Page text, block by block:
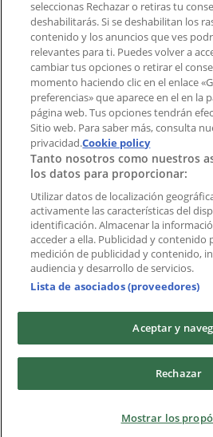
aplicación?
Índices
Marcas
Marcas locales
Negocios
Negocios cercanos
Productos
Productos locales
Ciudades
Descargar la APP Tiendeo
Copyright © Tiendeo ® 2026 ·
Términos y condicionesPolítica de
seleccionas Rechazar o retiras tu
deshabilitarás. Si se deshabilitan los
contenido y los anuncios que ves
relevantes para ti. Puedes volver a
cambiar tus opciones o retirar el
momento haciendo clic en el enlace
preferencias» que aparece en el en la
página web. Tus opciones tendrán
Sitio web. Para saber más, consulta
privacidad.Cookie policy
Tanto nosotros como nuestros
los datos para proporcionar:
Utilizar datos de localización
activamente las características del
identificación. Almacenar la
acceder a ella. Publicidad y contenido
medición de publicidad y contenido,
audiencia y desarrollo de servicios.
Lista de asociados (proveedores)
Aceptar y
Rechazar
Mostrar los